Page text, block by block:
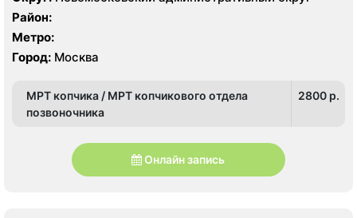
Район:
Метро:
Город: Москва
МРТ копчика / МРТ копчикового отдела
позвоночника
2800 p.
Онлайн запись